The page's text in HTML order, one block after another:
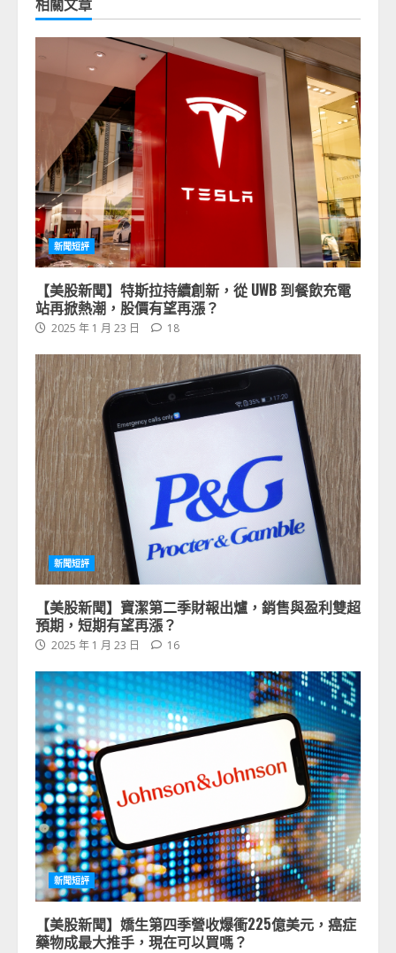
新聞短評
【美股新聞】特斯拉持續創新，從 UWB 到餐飲充電
站再掀熱潮，股價有望再漲？
2025 年 1 月 23 日 18
新聞短評
【美股新聞】寶潔第二季財報出爐，銷售與盈利雙超
預期，短期有望再漲？
2025 年 1 月 23 日 16
新聞短評
【美股新聞】嬌生第四季營收爆衝225億美元，癌症
藥物成最大推手，現在可以買嗎？